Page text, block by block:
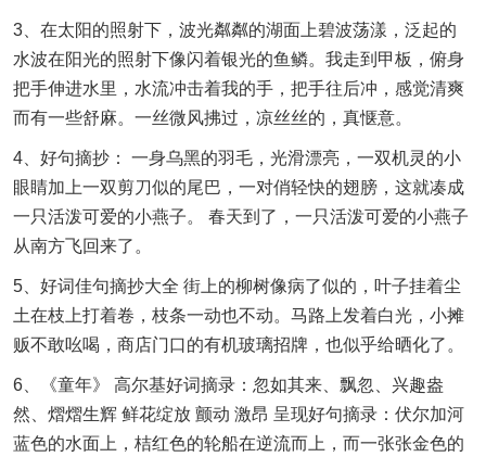
3、在太阳的照射下，波光粼粼的湖面上碧波荡漾，泛起的
水波在阳光的照射下像闪着银光的鱼鳞。我走到甲板，俯身
把手伸进水里，水流冲击着我的手，把手往后冲，感觉清爽
而有一些舒麻。一丝微风拂过，凉丝丝的，真惬意。
4、好句摘抄： 一身乌黑的羽毛，光滑漂亮，一双机灵的小
眼睛加上一双剪刀似的尾巴，一对俏轻快的翅膀，这就凑成
一只活泼可爱的小燕子。 春天到了，一只活泼可爱的小燕子
从南方飞回来了。
5、好词佳句摘抄大全 街上的柳树像病了似的，叶子挂着尘
土在枝上打着卷，枝条一动也不动。马路上发着白光，小摊
贩不敢吆喝，商店门口的有机玻璃招牌，也似乎给晒化了。
6、《童年》 高尔基好词摘录：忽如其来、飘忽、兴趣盎
然、熠熠生辉 鲜花绽放 颤动 激昂 呈现好句摘录：伏尔加河
蓝色的水面上，桔红色的轮船在逆流而上，而一张张金色的